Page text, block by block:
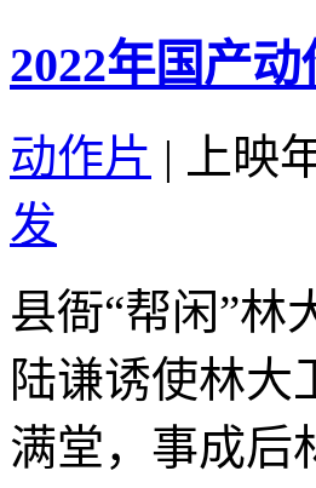
2022年国产
动作片 | 上映
发
县衙“帮闲”林
陆谦诱使林大
满堂，事成后